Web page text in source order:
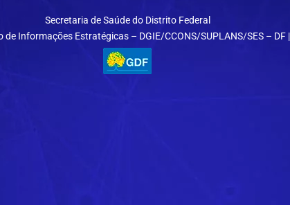
Secretaria de Saúde do Distrito Federal
Informações Estratégicas – DGIE/CCONS/SUPLANS/SES – DF